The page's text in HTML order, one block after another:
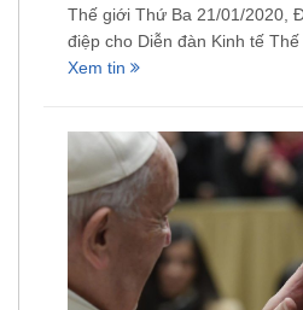
Thế giới Thứ Ba 21/01/2020,
điệp cho Diễn đàn Kinh tế
Xem tin